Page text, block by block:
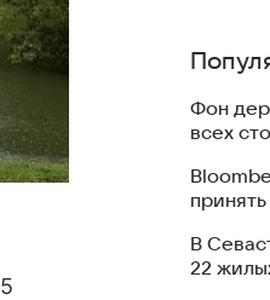
Фон
всех
В
22